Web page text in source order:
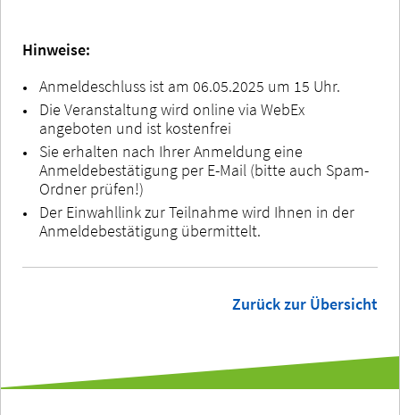
Hinweise:
Anmeldeschluss ist am 06.05.2025 um 15 Uhr.
Die Veranstaltung wird online via WebEx
angeboten und ist kostenfrei
Sie erhalten nach Ihrer Anmeldung eine
Anmeldebestätigung per E-Mail (bitte auch Spam-
Ordner prüfen!)
Der Einwahllink zur Teilnahme wird Ihnen in der
Anmeldebestätigung übermittelt.
Zurück zur Übersicht